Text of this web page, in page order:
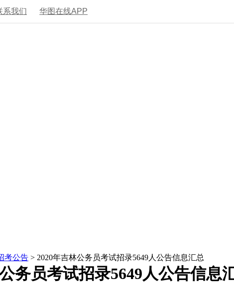
系我们 华图在线APP
考公告 > 2020年吉林公务员考试招录5649人公告信息汇总
务员考试招录5649人公告信息